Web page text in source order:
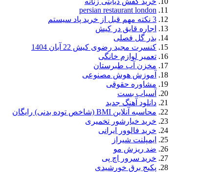
persian restaurant london
3 نکته مهم قبل از خرید پاد سیستم
اجاره قایق در کیش
بذر گل فصلی
کنسرت مجید رضوی کیش 22 آبان 1404
تعمیر لوازم خانگی
مخزن آب طبرستان
آموزش هوش مصنوعی
مشاوره حقوقی
آسیاب بست
دانلود آهنگ جدید
محاسبه آنلاین BMI (شاخص توده بدنی) رایگان
خرید خیارشور تخمیری
خرید فالوور ایرانی
ایمپلنت شیراز
ضد ریزش مو
خرید سرور اچ پی
پکیج برق خورشیدی